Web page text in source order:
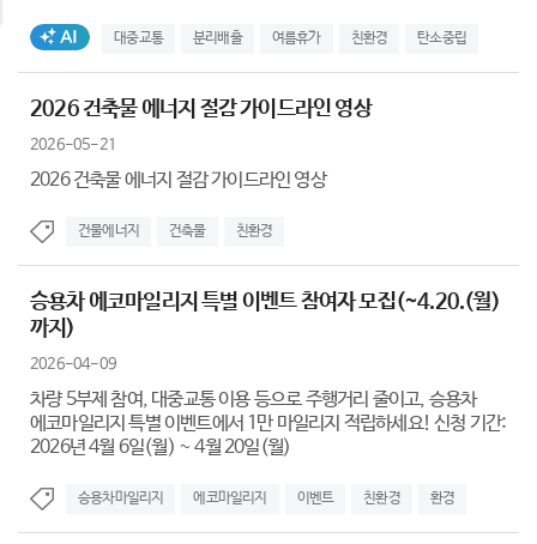
AI생성태그 대중교통 분리배출 여름휴가 친환경 탄소중립
2026 건축물 에너지 절감 가이드라인 영상
2026-05-21
2026 건축물 에너지 절감 가이드라인 영상
건물에너지 건축물 친환경
승용차 에코마일리지 특별 이벤트 참여자 모집(~4.20.(월)
까지)
2026-04-09
차량 5부제 참여, 대중교통 이용 등으로 주행거리 줄이고, 승용차
에코마일리지 특별 이벤트에서 1만 마일리지 적립하세요! 신청 기간:
2026년 4월 6일(월) ~ 4월 20일(월)
승용차마일리지 에코마일리지 이벤트 친환경 환경